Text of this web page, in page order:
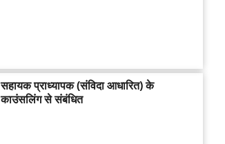
सहायक प्राध्यापक (संविदा आधारित) के
काउंसलिंग से संबंधित